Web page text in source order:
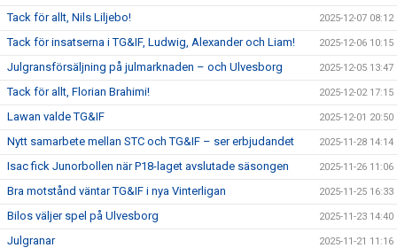
Tack för allt, Nils Liljebo! 2025-12-07 08:12
Tack för insatserna i TG&IF, Ludwig, Alexander och Liam! 2025-12-06 10:15
Julgransförsäljning på julmarknaden – och Ulvesborg 2025-12-05 13:47
Tack för allt, Florian Brahimi! 2025-12-02 17:15
Lawan valde TG&IF 2025-12-01 20:50
Nytt samarbete mellan STC och TG&IF – ser erbjudandet 2025-11-28 14:14
Isac fick Junorbollen när P18-laget avslutade säsongen 2025-11-26 11:06
Bra motstånd väntar TG&IF i nya Vinterligan 2025-11-25 16:33
Bilos väljer spel på Ulvesborg 2025-11-23 14:40
Julgranar 2025-11-21 11:16